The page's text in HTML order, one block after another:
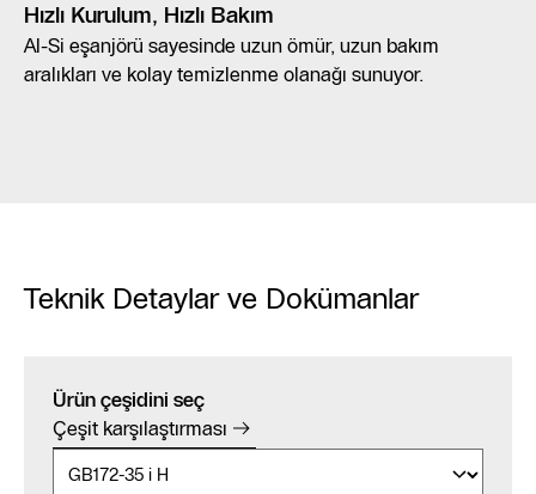
Hızlı Kurulum, Hızlı Bakım
Al-Si eşanjörü sayesinde uzun ömür, uzun bakım
aralıkları ve kolay temizlenme olanağı sunuyor.
Teknik Detaylar ve Dokümanlar
Ürün çeşidini seç
Çeşit karşılaştırması